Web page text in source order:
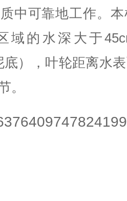
中可靠地工作。
域的水深大于
） ， 叶轮距离水
。